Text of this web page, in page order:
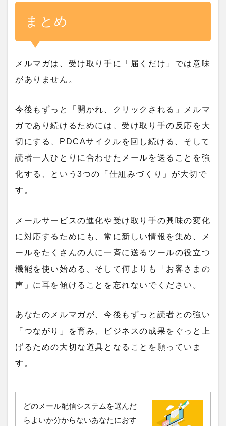
まとめ
メルマガは、受け取り手に「届くだけ」では意味
がありません。
今後もずっと「開かれ、クリックされる」メルマ
ガであり続けるためには、受け取り手の反応を大
切にする、PDCAサイクルを回し続ける、そして
読者一人ひとりに合わせたメールを送ることを強
化する、という3つの「仕組みづくり」が大切で
す。
メールサービスの進化や受け取り手の興味の変化
に対応するためにも、常に新しい情報を集め、メ
ールをたくさんの人に一斉に送るツールの役立つ
機能を使い始める、そして何よりも「お客さまの
声」に耳を傾けることを忘れないでください。
あなたのメルマガが、今後もずっと読者との強い
「つながり」を育み、ビジネスの成果をぐっと上
げるための大切な道具となることを願っていま
す。
どのメール配信システムを選んだ
らよいか分からないあなたにおす